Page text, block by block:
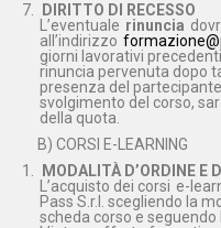
DIRITTO DI RECESSO
L’eventuale rinuncia
all’indirizzo
giorni lavorativi
rinuncia pervenuta dopo
presenza del
svolgimento del corso,
della quota.
B) CORSI E-LEARNING
MODALITÀ D’ORDINE E
L’acquisto dei corsi e-
Pass S.r.l. scegliendo la
scheda corso e seguendo